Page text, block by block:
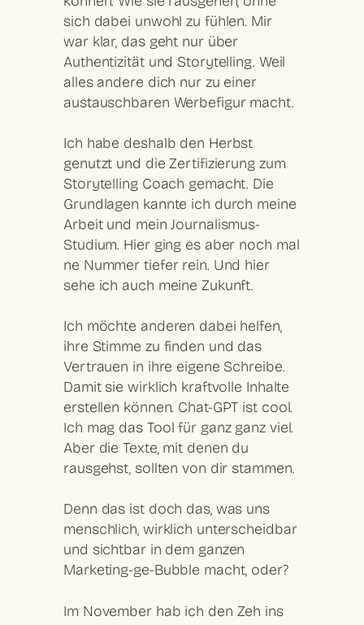
sich dabei unwohl zu fühlen. Mir
war klar, das geht nur über
Authentizität und Storytelling. Weil
alles andere dich nur zu einer
austauschbaren Werbefigur macht.
Ich habe deshalb den Herbst
genutzt und die Zertifizierung zum
Storytelling Coach gemacht. Die
Grundlagen kannte ich durch meine
Arbeit und mein Journalismus-
Studium. Hier ging es aber noch mal
ne Nummer tiefer rein. Und hier
sehe ich auch meine Zukunft.
Ich möchte anderen dabei helfen,
ihre Stimme zu finden und das
Vertrauen in ihre eigene Schreibe.
Damit sie wirklich kraftvolle Inhalte
erstellen können. Chat-GPT ist cool.
Ich mag das Tool für ganz ganz viel.
Aber die Texte, mit denen du
rausgehst, sollten von dir stammen.
Denn das ist doch das, was uns
menschlich, wirklich unterscheidbar
und sichtbar in dem ganzen
Marketing-ge-Bubble macht, oder?
Im November hab ich den Zeh ins